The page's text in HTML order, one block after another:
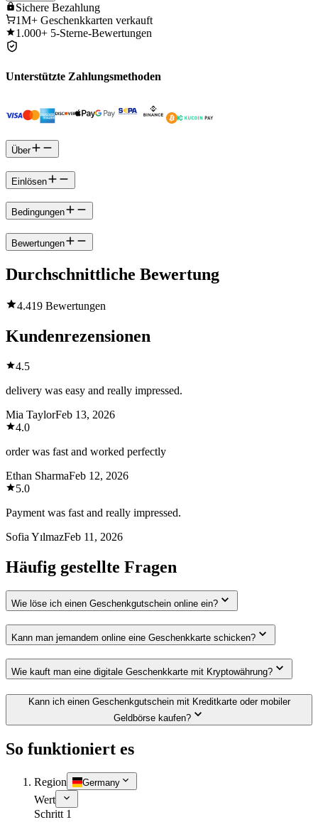
Sichere Bezahlung
1M+ Geschenkkarten verkauft
1.000+ 5-Sterne-Bewertungen
Unterstützte Zahlungsmethoden
Über
Einlösen
Bedingungen
Bewertungen
Durchschnittliche Bewertung
4.419 Bewertungen
Kundenrezensionen
4.5
delivery was easy and really impressed.
Mia TaylorFeb 13, 2026
4.0
order was fast and worked perfectly
Ethan SharmaFeb 12, 2026
5.0
Payment was fast and really impressed.
Sofia YılmazFeb 11, 2026
Häufig gestellte Fragen
Wie löse ich einen Geschenkgutschein online ein?
Kann man jemandem online eine Geschenkkarte schicken?
Wie kauft man eine digitale Geschenkkarte mit Kryptowährung?
Kann ich einen Geschenkgutschein mit Kreditkarte oder mobiler
Geldbörse kaufen?
So funktioniert es
Region Germany
Wert
Schritt 1